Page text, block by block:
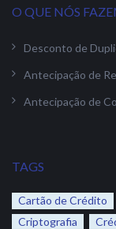
O QUE NÓS
Desconto de
Antecipação de
Antecipação de
TAGS
Cartão de Crédito
Criptografia